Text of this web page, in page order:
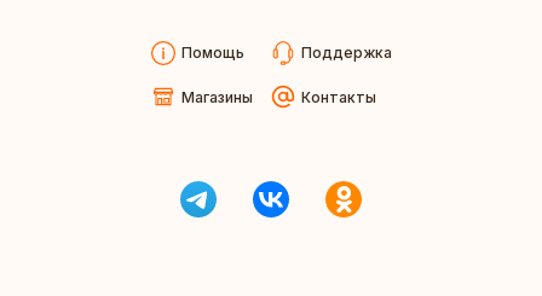
Помощь Поддержка
Магазины Контакты